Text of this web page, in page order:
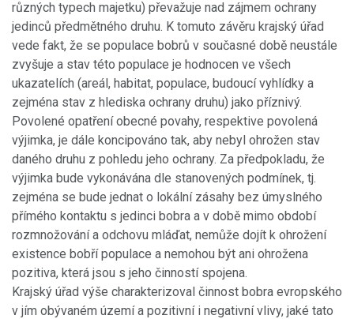
různých typech majetku) převažuje nad zájmem ochrany
jedinců předmětného druhu. K tomuto závěru krajský úřad
vede fakt, že se populace bobrů v současné době neustále
zvyšuje a stav této populace je hodnocen ve všech
ukazatelích (areál, habitat, populace, budoucí vyhlídky a
zejména stav z hlediska ochrany druhu) jako příznivý.
Povolené opatření obecné povahy, respektive povolená
výjimka, je dále koncipováno tak, aby nebyl ohrožen stav
daného druhu z pohledu jeho ochrany. Za předpokladu, že
výjimka bude vykonávána dle stanovených podmínek, tj.
zejména se bude jednat o lokální zásahy bez úmyslného
přímého kontaktu s jedinci bobra a v době mimo období
rozmnožování a odchovu mláďat, nemůže dojít k ohrožení
existence bobří populace a nemohou být ani ohrožena
pozitiva, která jsou s jeho činností spojena.
Krajský úřad výše charakterizoval činnost bobra evropského
v jím obývaném území a pozitivní i negativní vlivy, jaké tato